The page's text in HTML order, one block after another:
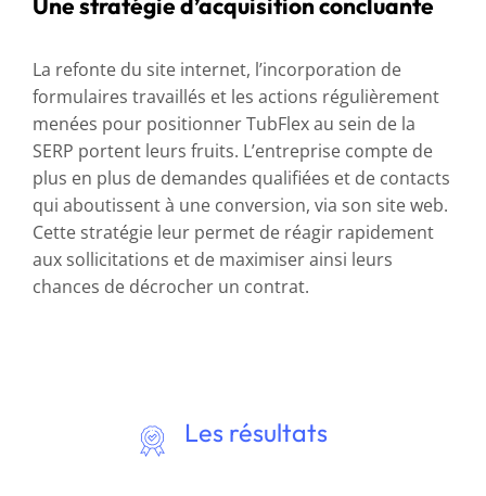
La refonte du site internet, l’incorporation de
formulaires travaillés et les actions régulièrement
menées pour positionner TubFlex au sein de la
SERP portent leurs fruits. L’entreprise compte de
plus en plus de demandes qualifiées et de contacts
qui aboutissent à une conversion, via son site web.
Cette stratégie leur permet de réagir rapidement
aux sollicitations et de maximiser ainsi leurs
chances de décrocher un contrat.
parce que nous ne sommes pas seuls, le client a
plusieurs choix. Il faut lui apporter une réponse
Les résultats